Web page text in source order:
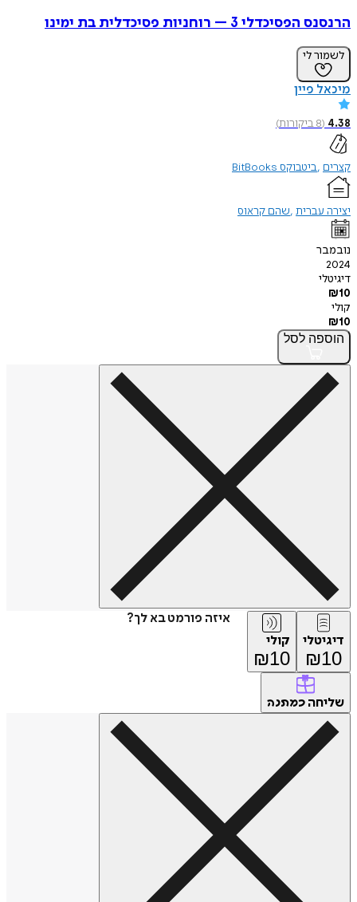
הרנסנס הפסיכדלי 3 – רוחניות פסיכדלית בת ימינו
לשמור לי
מיכאל פיין
4.38
(
8ביקורות)
קצרים ביטבוקס BitBooks
יצירה עברית שהם קראוס
נובמבר
2024
דיגיטלי
₪10
קולי
₪10
הוספה לסל
איזה פורמט בא לך?
דיגיטלי
₪10
קולי
₪10
שליחה כמתנה